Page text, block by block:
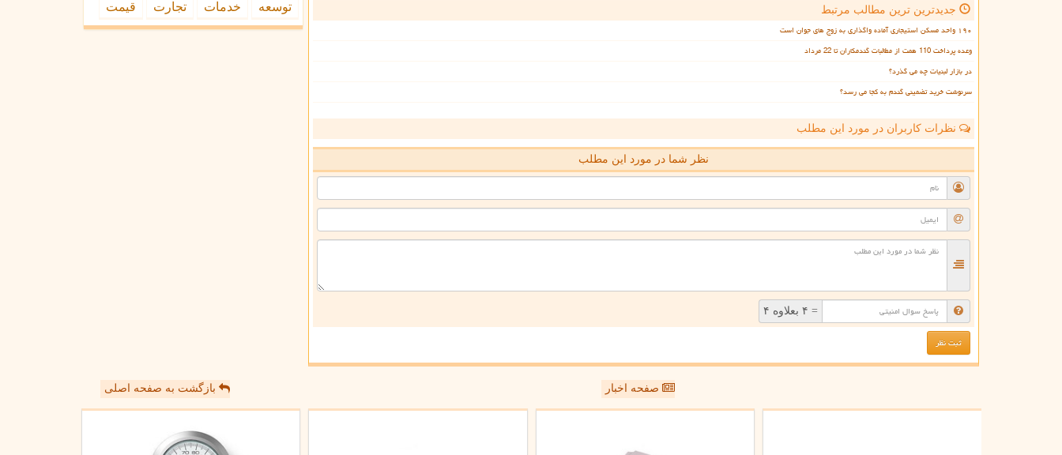
جدیدترین ترین مطالب مرتبط
۱۹۰ واحد مسکن استیجاری آماده واگذاری به زوج های جوان است
وعده پرداخت 110 همت از مطالبات گندمکاران تا 22 مرداد
در بازار لبنیات چه می گذرد؟
سرنوشت خرید تضمینی گندم به کجا می رسد؟
نظرات کاربران در مورد این مطلب
نظر شما در مورد این مطلب
= ۴ بعلاوه ۴
توسعه
خدمات تجارت قیمت
صفحه اخبار بازگشت به صفحه اصلی